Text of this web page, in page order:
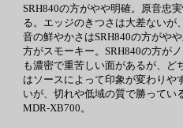
SRH840の方がやや明確。原音忠
る。エッジのきつさは大差ないが
音の鮮やかさはSRH840の方がや
方がスモーキー。SRH840の方が
も濃密で重苦しい面があるが、ど
はソースによって印象が変わりや
いが、切れや低域の質で勝ってい
MDR-XB700。